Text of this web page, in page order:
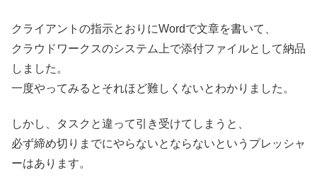
クライアントの指示とおりにWordで文章を書いて、
クラウドワークスのシステム上で添付ファイルとして納品
しました。
一度やってみるとそれほど難しくないとわかりました。
しかし、タスクと違って引き受けてしまうと、
必ず締め切りまでにやらないとならないというプレッシャ
ーはあります。